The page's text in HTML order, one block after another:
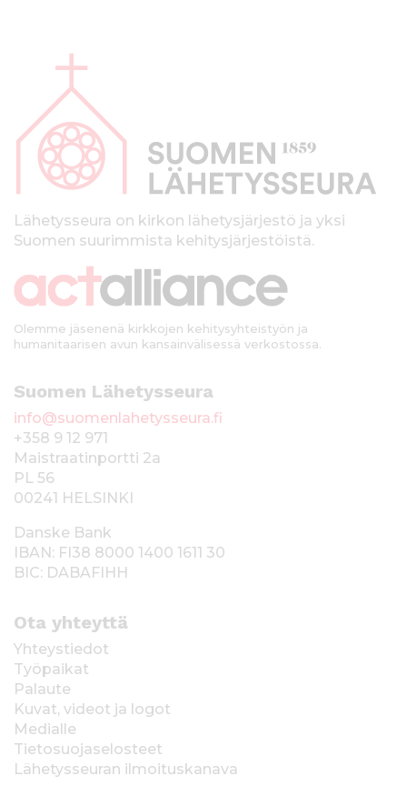
p
kLähetysseura on kirkon lähetysjärjestö ja yksi
Suomen suurimmista kehitysjärjestöistä.
Olemme jäsenenä kirkkojen kehitysyhteistyön ja
humanitaarisen avun kansainvälisessä verkostossa.
Suomen Lähetysseura
info@suomenlahetysseura.fi
+358 9 12 971
Maistraatinportti 2a
PL 56
00241 HELSINKI
Danske Bank
IBAN: FI38 8000 1400 1611 30
BIC: DABAFIHH
Ota yhteyttä
Yhteystiedot
Työpaikat
Palaute
Kuvat, videot ja logot
Medialle
Tietosuojaselosteet
Lähetysseuran ilmoituskanava